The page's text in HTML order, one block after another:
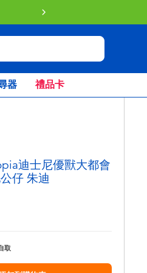
器 禮品卡
迪士尼優獸大都會
仔 朱迪
取